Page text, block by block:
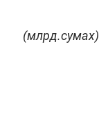
(млрд.сумах)